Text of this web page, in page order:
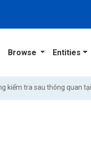
Browse Entities